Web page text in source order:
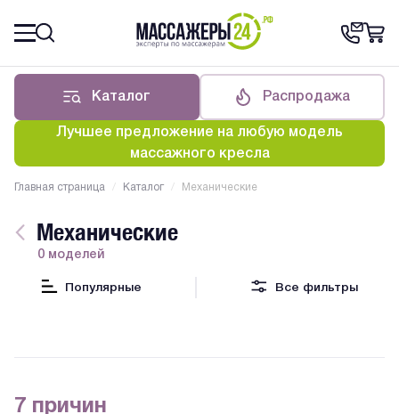
Каталог Распродажа
Лучшее предложение на любую модель
массажного кресла
Главная страница / Каталог / Механические
Механические
0 моделей
Популярные Все фильтры
7 причин